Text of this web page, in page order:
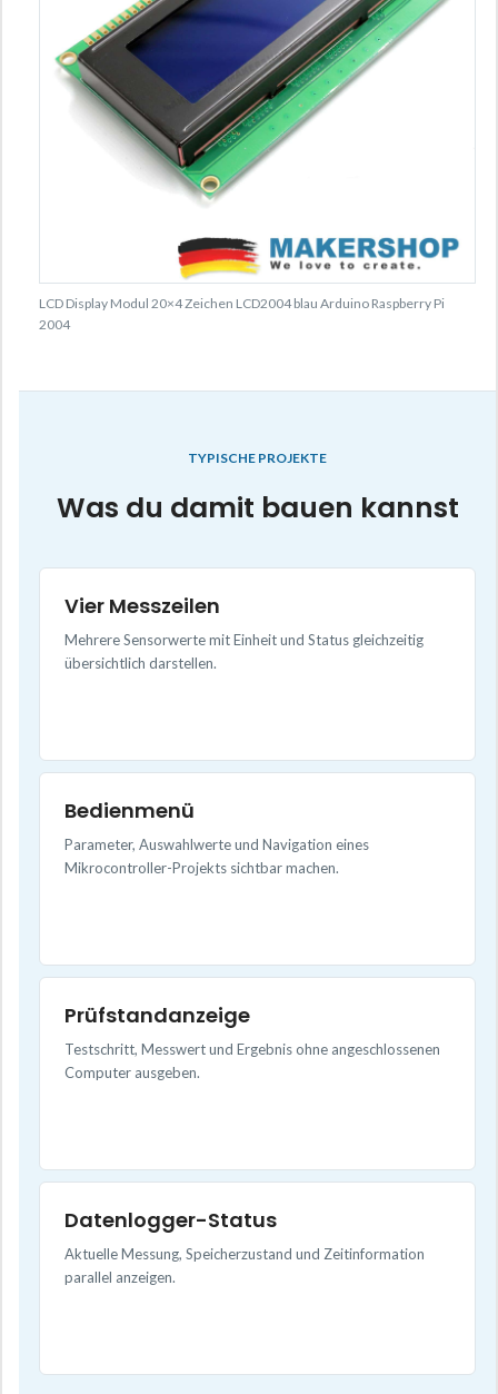
LCD Display Modul 20×4 Zeichen LCD2004 blau Arduino Raspberry Pi
2004
TYPISCHE PROJEKTE
Was du damit bauen kannst
Vier Messzeilen
Mehrere Sensorwerte mit Einheit und Status gleichzeitig
übersichtlich darstellen.
Bedienmenü
Parameter, Auswahlwerte und Navigation eines
Mikrocontroller-Projekts sichtbar machen.
Prüfstandanzeige
Testschritt, Messwert und Ergebnis ohne angeschlossenen
Computer ausgeben.
Datenlogger-Status
Aktuelle Messung, Speicherzustand und Zeitinformation
parallel anzeigen.